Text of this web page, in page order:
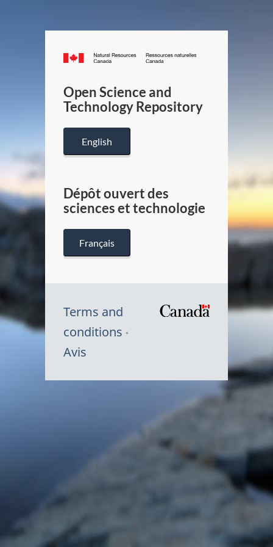
Canada.ca
/
Canada
Open Science and
Technology Repository
English
Dépôt ouvert des
sciences et technologie
Français
Terms and
conditions
Avis
du